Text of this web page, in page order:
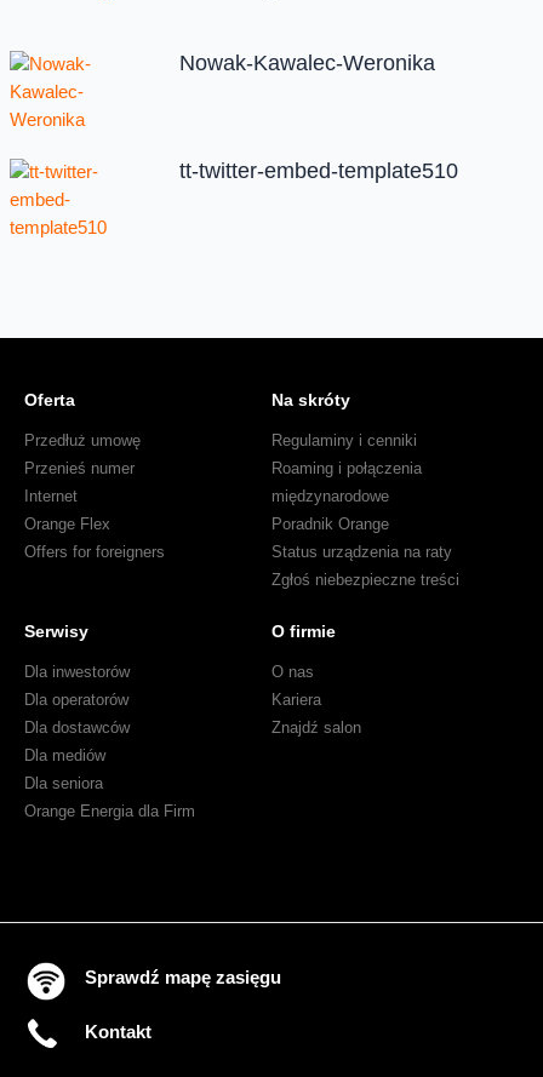
Nowak-Kawalec-Weronika
tt-twitter-embed-template510
Oferta
Przedłuż umowę
Przenieś numer
Internet
Orange Flex
Offers for foreigners
Na skróty
Regulaminy i cenniki
Roaming i połączenia
międzynarodowe
Poradnik Orange
Status urządzenia na raty
Zgłoś niebezpieczne treści
Serwisy
Dla inwestorów
Dla operatorów
Dla dostawców
Dla mediów
Dla seniora
Orange Energia dla Firm
O firmie
O nas
Kariera
Znajdź salon
Sprawdź mapę zasięgu
Kontakt